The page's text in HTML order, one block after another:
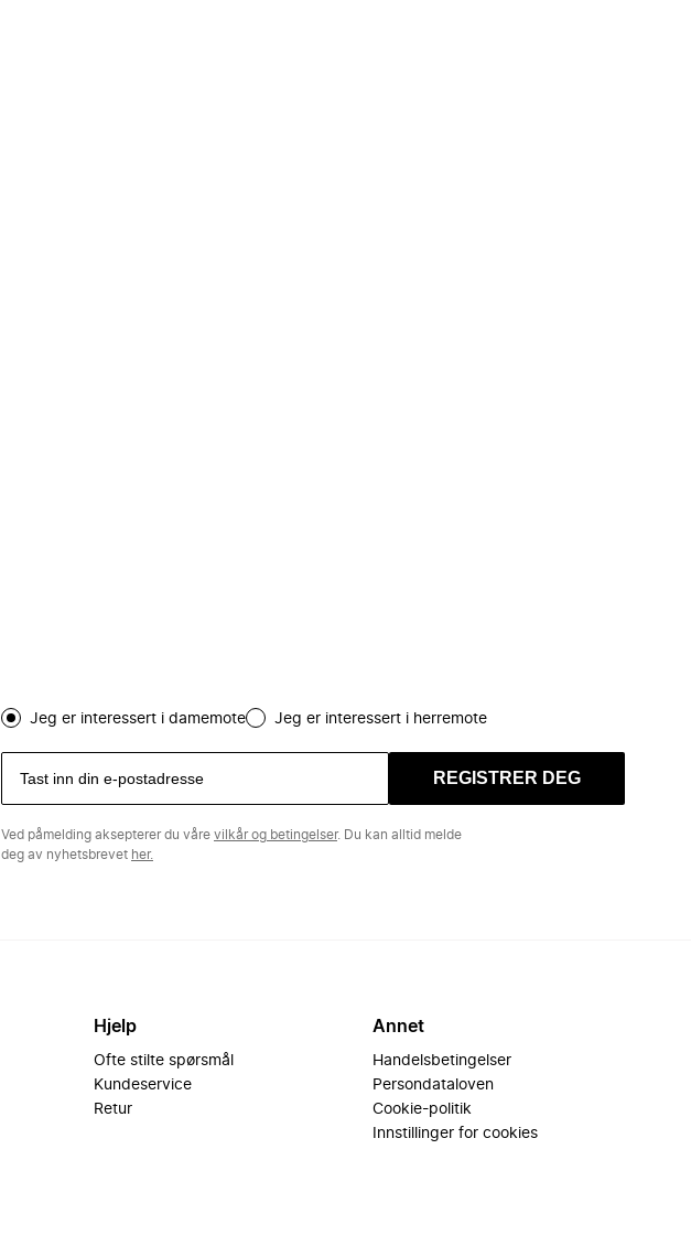
Jeg er interessert i damemote Jeg er interessert i herremote
REGISTRER DEG
Ved påmelding aksepterer du våre vilkår og betingelser. Du kan alltid melde
deg av nyhetsbrevet her.
Hjelp
Ofte stilte spørsmål
Kundeservice
Retur
Annet
Handelsbetingelser
Persondataloven
Cookie-politik
Innstillinger for cookies